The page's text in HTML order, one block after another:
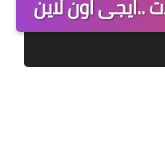
..ايجى اون لاين